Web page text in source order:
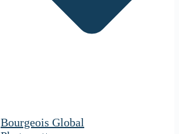
Bourgeois Global